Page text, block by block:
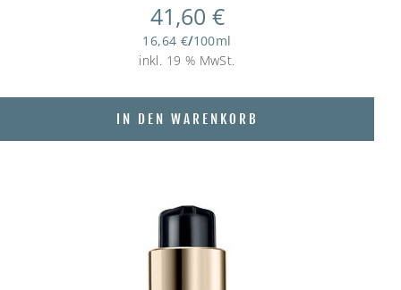
41,60 €
16,64 €/100ml
inkl. 19 % MwSt.
IN DEN WARENKORB